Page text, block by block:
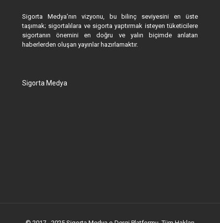
Sigorta Medya’nın vizyonu, bu bilinç seviyesini en üste
taşımak; sigortalılara ve sigorta yaptırmak isteyen tüketicilere
sigortanın önemini en doğru ve yalın biçimde anlatan
haberlerden oluşan yayınlar hazırlamaktır.
Sigorta Medya